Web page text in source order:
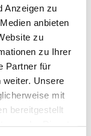
Anzeigen zu
anbieten
zu
zu Ihrer
Partner für
weiter. Unsere
mit
bereitgestellt